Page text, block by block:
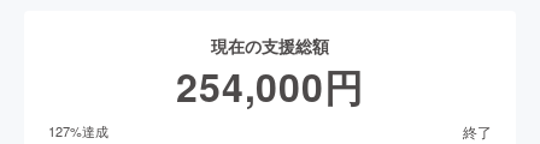
現在の支援総額
254,000円
127%達成 終了